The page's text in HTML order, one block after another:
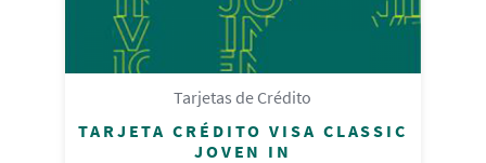
Tarjetas de Crédito
TARJETA CRÉDITO VISA CLASSIC
JOVEN IN